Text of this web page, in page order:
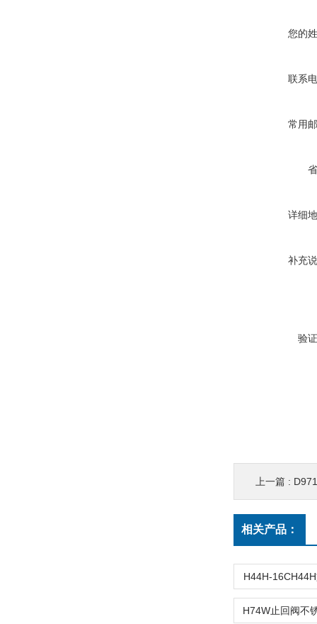
您的
联系
常用
详细
补充
验
上一篇 :
相关产品：
H44H-